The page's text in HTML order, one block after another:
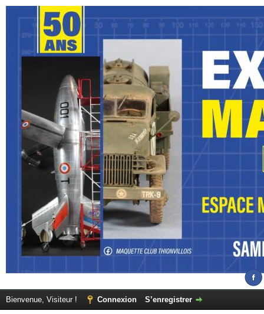
Bienvenue, Visiteur ! Connexion S’enregistrer